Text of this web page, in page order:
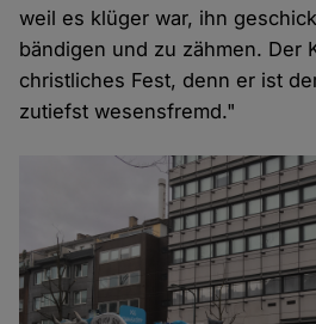
weil es klüger war, ihn
bändigen und zu zähmen. Der
christliches Fest, denn er ist
zutiefst wesensfremd."